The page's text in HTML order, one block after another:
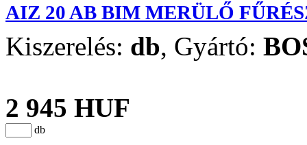
AIZ 20 AB BIM MERÜLŐ
Kiszerelés: db, Gyártó:
2 945 HUF
db